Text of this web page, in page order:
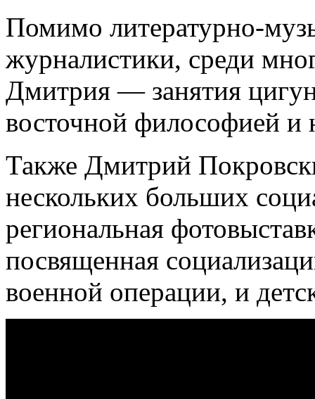
Помимо литературно-
журналистики, среди
Дмитрия — занятия
восточной философией и
Также Дмитрий
нескольких больших
региональная
посвященная
военной операции, и